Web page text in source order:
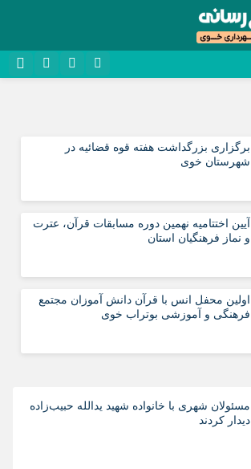
برگزاری بزرگداشت هفته قوه قضائیه در
شهرستان خوی
آیین اختتامیه نهمین دوره مسابقات قرآن، عترت
و نماز فرهنگیان استان
اولین محفل انس با قرآن دانش آموزان مجتمع
فرهنگی و آموزشی بوتراب خوی
مسئولان شهری با خانواده شهید یدالله حبیب‌زاده
دیدار کردند